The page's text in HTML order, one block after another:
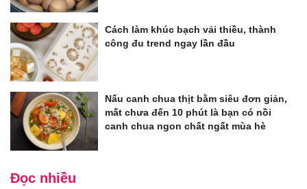
Cách làm khúc bạch vải thiều, thành
công đu trend ngay lần đầu
Nấu canh chua thịt bằm siêu đơn giản,
mất chưa đến 10 phút là bạn có nồi
canh chua ngon chất ngất mùa hè
Đọc nhiều